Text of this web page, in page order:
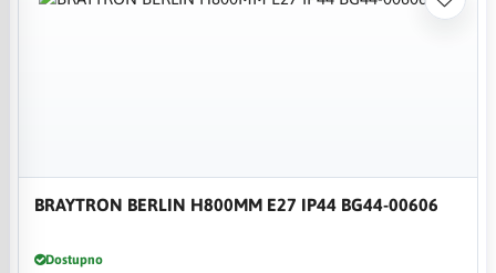
BRAYTRON BERLIN H800MM E27 IP44 BG44-00606
Dostupno